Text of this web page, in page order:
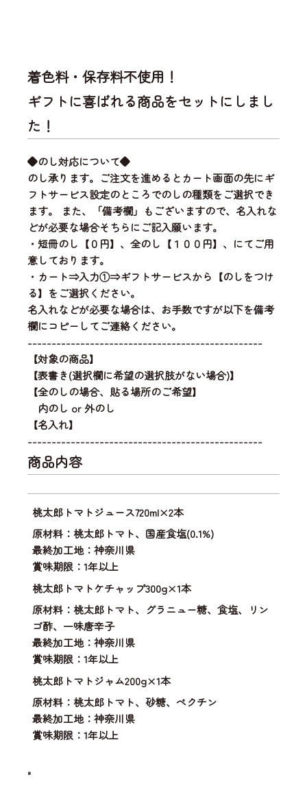
着色料・保存料不使用！
ギフトに喜ばれる商品をセットにしまし
た！
◆のし対応について◆
のし承ります。ご注文を進めるとカート画面の先にギ
フトサービス設定のところでのしの種類をご選択でき
ます。 また、「備考欄」もございますので、名入れな
どが必要な場合そちらにご記入願います。
・短冊のし【０円】、全のし【１００円】、にてご用
意しております。
・カート⇒入力①⇒ギフトサービスから【のしをつけ
る】をご選択ください。
名入れなどが必要な場合は、お手数ですが以下を備考
欄にコピーしてご連絡ください。
-------------------------------------------------
【対象の商品】
【表書き(選択欄に希望の選択肢がない場合)】
【全のしの場合、貼る場所のご希望】
内のし or 外のし
【名入れ】
-------------------------------------------------
商品内容
桃太郎トマトジュース720ml×2本
原材料：桃太郎トマト、国産食塩(0.1%)
最終加工地：神奈川県
賞味期限：1年以上
桃太郎トマトケチャップ300g×1本
原材料：桃太郎トマト、グラニュー糖、食塩、リン
ゴ酢、一味唐辛子
最終加工地：神奈川県
賞味期限：1年以上
桃太郎トマトジャム200g×1本
原材料：桃太郎トマト、砂糖、ペクチン
最終加工地：神奈川県
賞味期限：1年以上
"